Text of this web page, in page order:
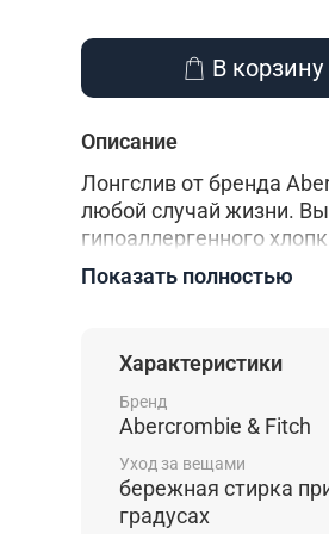
В корзину
Описание
Лонгслив от бренда
любой случай жизни.
гипоаллергенного
не садится после
отличается отличной
Стандартный крой
рукава - это
прекрасно впишется в
можно надеть в
нижнего слоя для
брюками и джинсами,
Показать полностью
Характеристики
Бренд
Abercrombie & Fitch
Уход за вещами
бережная стирка
градусах